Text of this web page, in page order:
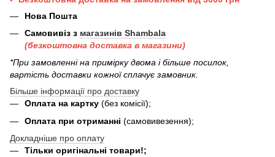
Нова Пошта
Самовивіз з магазинів Shambala
(безкоштовна доставка в магазини)
*При замовленні на примірку двома і більше посилок,
вартість доставки кожної сплачує замовник.
Більше інформації про доставку
Оплата на картку (без комісії);
Оплата при отриманні (самовивезення);
Докладніше про оплату
Тільки оригінальні товари!;